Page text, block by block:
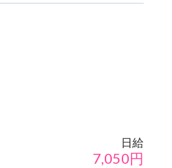
日給
7,050円